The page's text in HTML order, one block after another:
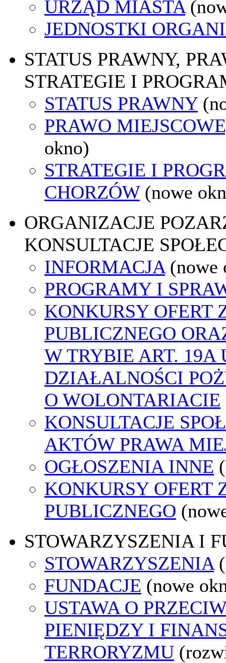
URZĄD MIASTA
JEDNOSTKI
STATUS PRAWNY,
STRATEGIE I
STATUS PRAWNY
PRAWO
okno)
STRATEGIE I
CHORZÓW (nowe
ORGANIZACJE
KONSULTACJE
INFORMACJA (nowe
PROGRAMY I
KONKURSY OFERT
PUBLICZNEGO
W TRYBIE ART. 19A
DZIAŁALNOŚCI
O WOLONTARIACIE
KONSULTACJE
AKTÓW PRAWA
OGŁOSZENIA INNE
KONKURSY OFERT
PUBLICZNEGO
STOWARZYSZENIA I
STOWARZYSZENIA
FUNDACJE (nowe
USTAWA O
PIENIĘDZY I
TERRORYZMU